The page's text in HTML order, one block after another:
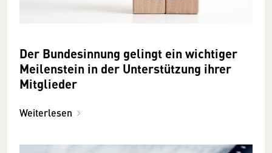
Der Bundesinnung gelingt ein wichtiger
Meilenstein in der Unterstützung ihrer
Mitglieder
Weiterlesen